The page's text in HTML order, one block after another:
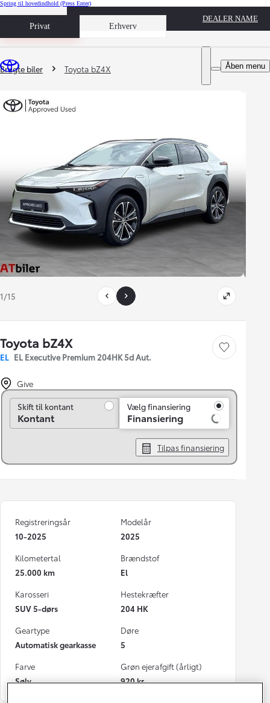
Spring til hovedindhold (Press Enter)
Privat Erhverv
Book prøvetur
DEALER NAME
Åben menu
Du er her
Brugte biler Toyota bZ4X
1/15
Toyota bZ4X
EL EL Executive Premium 204HK 5d Aut.
Gem bil
Give
Skift til kontant
Skift til kontant
Kontant
Vælg finansiering
Finansiering
Tilpas finansiering
Registreringsår
10-2025
Modelår
2025
Kilometertal
25.000 km
Brændstof
El
Karosseri
SUV 5-dørs
Hestekræfter
204 HK
Geartype
Automatisk gearkasse
Døre
5
Farve
Sølv
Grøn ejerafgift (årligt)
920 kr.